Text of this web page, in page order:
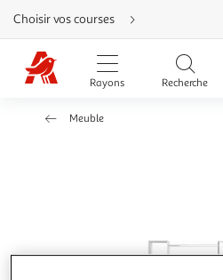
Aller
directement
au
contenu
Aller
directement
Aller
Choisir vos courses
Rayons Recherche
Meuble